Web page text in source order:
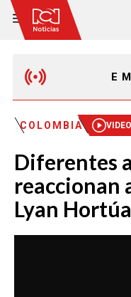
MAÑANA
COLOMBIA VIDEO
Diferentes
reaccionan
Lyan Hortúa